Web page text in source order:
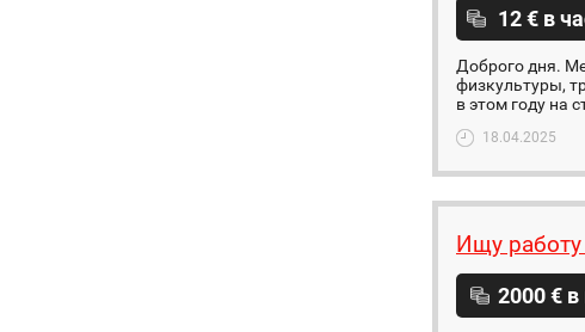
12 € в
Доброго дня.
физкультуры,
в этом году на
18.04.2025
Ищу
2000 €